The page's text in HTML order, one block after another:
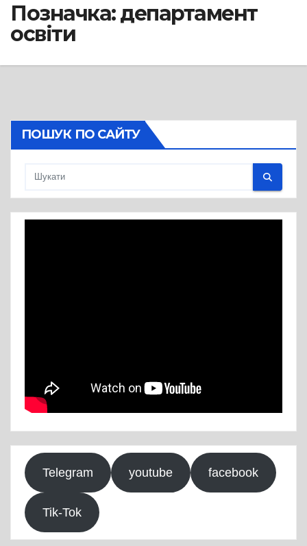
Позначка:департамент
освіти
ПОШУК ПО САЙТУ
Telegram youtube facebook
Tik-Tok